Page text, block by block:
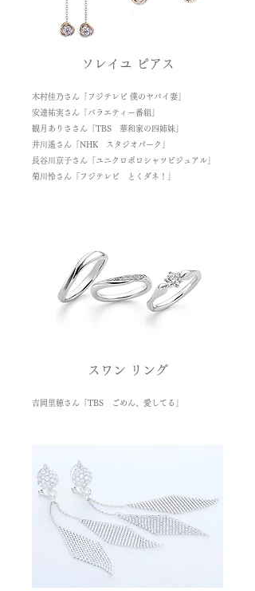
ソレイユ ピアス
木村佳乃さん「フジテレビ 僕のヤバイ妻」
安達祐実さん「バラエティー番組」
観月ありささん「TBS 華和家の四姉妹」
井川遙さん「NHK スタジオパーク」
長谷川京子さん「ユニクロポロシャツビジュアル」
菊川怜さん「フジテレビ とくダネ！」
スワン リング
吉岡里穂さん「TBS ごめん、愛してる